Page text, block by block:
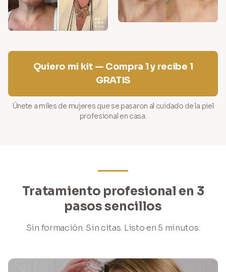
Quiero mi kit — Compra 1 y recibe 1
GRATIS
Únete a miles de mujeres que se pasaron al cuidado de la piel
profesional en casa.
Tratamiento profesional en 3
pasos sencillos
Sin formación. Sin citas. Listo en 5 minutos.